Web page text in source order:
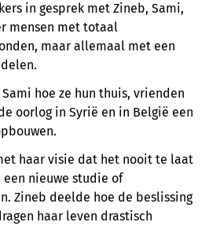
in gesprek met Zineb, Sami,
mensen met totaal
maar allemaal met een
hoe ze hun thuis, vrienden
oorlog in Syrië en in België een
haar visie dat het nooit te laat
nieuwe studie of
Zineb deelde hoe de beslissing
haar leven drastisch